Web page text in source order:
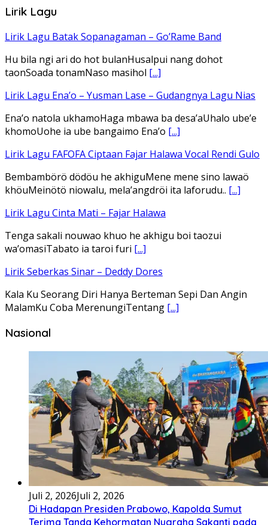
Lirik Lagu
Lirik Lagu Batak Sopanagaman – Go’Rame Band
Hu bila ngi ari do hot bulanHusalpui nang dohot
taonSoada tonamNaso masihol
Lirik Lagu Ena’o – Yusman Lase – Gudangnya Lagu Nias